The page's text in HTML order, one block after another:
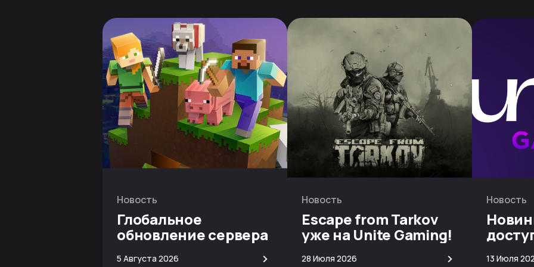
Новость
Глобальное
обновление сервера
5 Августа 2026 >
Новость
Escape from Tarkov
уже на Unite Gaming!
28 Июля 2026 >
Новость
13 Июля